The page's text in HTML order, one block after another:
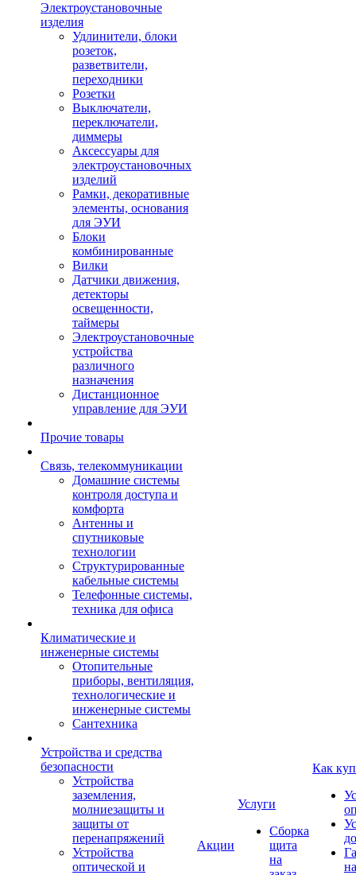
Электроустановочные
изделия
Удлинители, блоки
розеток,
разветвители,
переходники
Розетки
Выключатели,
переключатели,
диммеры
Аксессуары для
электроустановочных
изделий
Рамки, декоративные
элементы, основания
для ЭУИ
Блоки
комбинированные
Вилки
Датчики движения,
детекторы
освещенности,
таймеры
Электроустановочные
устройства
различного
назначения
Дистанционное
управление для ЭУИ
Прочие товары
Связь, телекоммуникации
Домашние системы
контроля доступа и
комфорта
Антенны и
спутниковые
технологии
Структурированные
кабельные системы
Телефонные системы,
техника для офиса
Климатические и
инженерные системы
Отопительные
приборы, вентиляция,
технологические и
инженерные системы
Сантехника
Устройства и средства
безопасности
Устройства
заземления,
молниезащиты и
защиты от
перенапряжений
Устройства
оптической и
Акции
Услуги
Сборка
щита
на
Как